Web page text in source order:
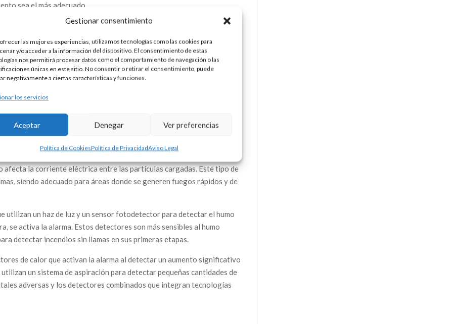
Gestionar consentimiento
las mejores experiencias, utilizamos tecnologías como las cookies para
y/o acceder a la información del dispositivo. El consentimiento de estas
nos permitirá procesar datos como el comportamiento de navegación o las
únicas en este sitio. No consentir o retirar el consentimiento, puede
negativamente a ciertas características y funciones.
los servicios
Aceptar Denegar Ver preferencias
Política de CookiesPolítica de PrivacidadAviso Legal
sea el más adecuado.
colocar más de uno por estancia, en cualquier caso, consulta con los
de la vivienda.
áreas centrales, como pasillos.
como baños y cocinas.
en el centro de la habitación.
que se encuentran los detectores de ionización que son
afecta la corriente eléctrica entre las partículas cargadas. Este tipo de
siendo adecuado para áreas donde se generen fuegos rápidos y de
un haz de luz y un sensor fotodetector para detectar el humo
se activa la alarma. Estos detectores son más sensibles al humo
detectar incendios sin llamas en sus primeras etapas.
de calor que activan la alarma al detectar un aumento significativo
un sistema de aspiración para detectar pequeñas cantidades de
adversas y los detectores combinados que integran tecnologías